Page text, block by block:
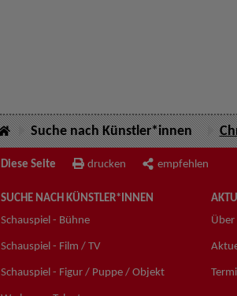
Suche nach Künstler*innen
Diese Seite drucken empfehlen
SUCHE NACH KÜNSTLER*INNEN
Schauspiel - Bühne
Schauspiel - Film / TV
Schauspiel - Figur / Puppe / Objekt
Über